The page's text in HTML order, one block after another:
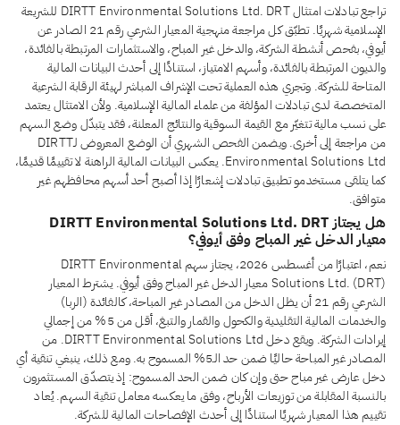
تراجع تبادلات امتثال DIRTT Environmental Solutions Ltd. DRT للشريعة
الإسلامية شهريًا. تطبّق كل مراجعة منهجية المعيار الشرعي رقم 21 الصادر عن
أيوفي، بفحص أنشطة الشركة، والدخل غير المباح، والاستثمارات المرتبطة بالفائدة،
والديون المرتبطة بالفائدة، وأسهم الامتياز، استنادًا إلى أحدث البيانات المالية
المتاحة للشركة. وتجري هذه العملية تحت الإشراف المباشر لهيئة الرقابة الشرعية
المتخصصة لدى تبادلات المؤلفة من علماء المالية الإسلامية. ولأن الامتثال يعتمد
على نسب مالية تتغيّر مع القيمة السوقية والنتائج المعلنة، فقد يتبدّل وضع السهم
من مراجعة إلى أخرى. ويضمن الفحص الشهري أن الوضع المعروض لـDIRTT
Environmental Solutions Ltd. يعكس البيانات المالية الراهنة لا تقييمًا قديمًا،
كما يتلقى مستخدمو تطبيق تبادلات إشعارًا إذا أصبح أحد أسهم محافظهم غير
متوافق.
هل يجتاز DIRTT Environmental Solutions Ltd. DRT
معيار الدخل غير المباح وفق أيوفي؟
نعم، اعتبارًا من أغسطس 2026، يجتاز سهم DIRTT Environmental
Solutions Ltd. (DRT) معيار الدخل غير المباح وفق أيوفي. يشترط المعيار
الشرعي رقم 21 أن يظل الدخل من المصادر غير المباحة، كالفائدة (الربا)
والخدمات المالية التقليدية والكحول والقمار والتبغ، أقل من 5% من إجمالي
إيرادات الشركة. ويقع دخل DIRTT Environmental Solutions Ltd. من
المصادر غير المباحة حاليًا ضمن حد الـ5% المسموح به. ومع ذلك، ينبغي تنقية أي
دخل عارض غير مباح حتى وإن كان ضمن الحد المسموح: إذ يتصدّق المستثمرون
بالنسبة المقابلة من توزيعات الأرباح، وفق ما يعكسه معامل تنقية السهم. يُعاد
تقييم هذا المعيار شهريًا استنادًا إلى أحدث الإفصاحات المالية للشركة.